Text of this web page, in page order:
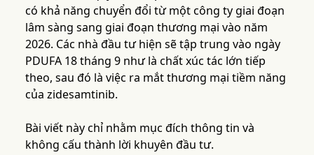
có khả năng chuyển đổi từ một công ty giai đoạn
lâm sàng sang giai đoạn thương mại vào năm
2026. Các nhà đầu tư hiện sẽ tập trung vào ngày
PDUFA 18 tháng 9 như là chất xúc tác lớn tiếp
theo, sau đó là việc ra mắt thương mại tiềm năng
của zidesamtinib.
Bài viết này chỉ nhằm mục đích thông tin và
không cấu thành lời khuyên đầu tư.